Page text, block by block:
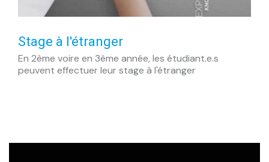
Stage à l'étranger
En 2ème voire en 3ème année, les étudiant.e.s
peuvent effectuer leur stage à l'étranger